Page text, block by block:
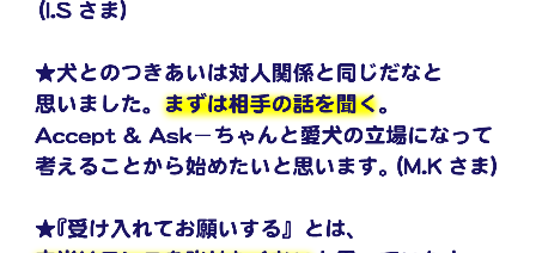
との関係がよくなり、自分も大切に考え
は、一人でいることが好きだったのです
が、今では人と関わることが楽しくな
り、私は今、私の人生をしっかりと生き
くことが私の幸せでした。
「よりそイズム」と「癒しのアート」
パステルシャインアートは「誰にでも簡
単に描ける癒しのアート」で、「よりそ
ように悩んでいる飼い主さんの力になり